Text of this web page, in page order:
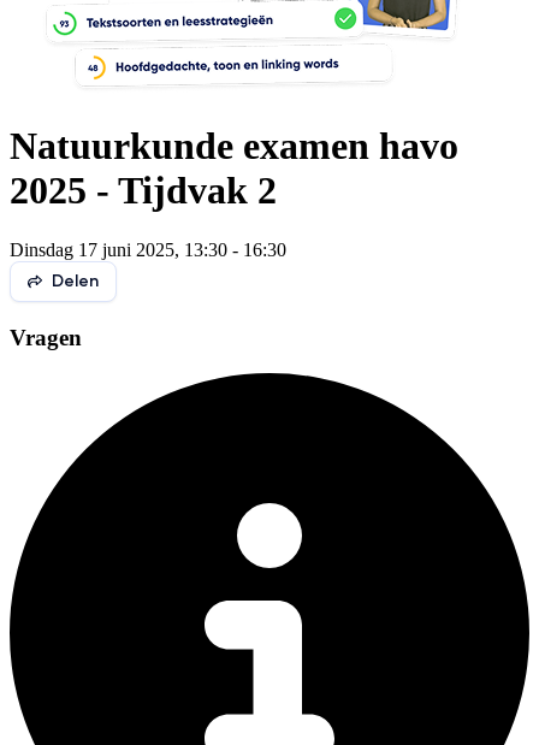
Natuurkunde examen havo
2025 - Tijdvak 2
Dinsdag 17 juni 2025, 13:30 - 16:30
Delen
Vragen